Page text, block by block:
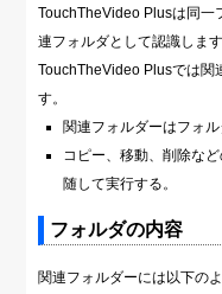
TouchTheVideo Plusは同一
連フォルダとして認識します
TouchTheVideo Plusでは関
す。
関連フォルダーはフォル
コピー、移動、削除な
随して実行する。
フォルダの内容
関連フォルダーには以下の